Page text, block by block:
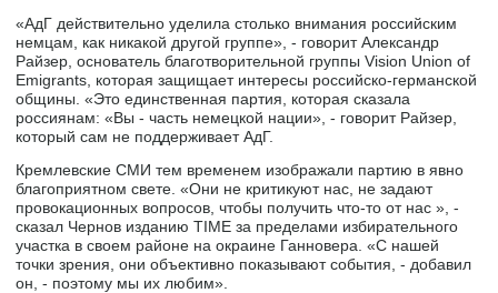
«АдГ действительно уделила столько внимания российским
немцам, как никакой другой группе», - говорит Александр
Райзер, основатель благотворительной группы Vision Union of
Emigrants, которая защищает интересы российско-германской
общины. «Это единственная партия, которая сказала
россиянам: «Вы - часть немецкой нации», - говорит Райзер,
который сам не поддерживает АдГ.
Кремлевские СМИ тем временем изображали партию в явно
благоприятном свете. «Они не критикуют нас, не задают
провокационных вопросов, чтобы получить что-то от нас », -
сказал Чернов изданию TIME за пределами избирательного
участка в своем районе на окраине Ганновера. «С нашей
точки зрения, они объективно показывают события, - добавил
он, - поэтому мы их любим».